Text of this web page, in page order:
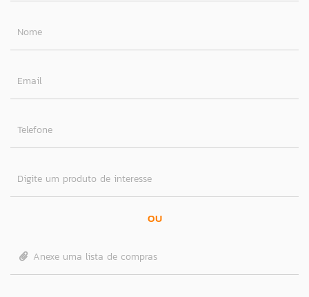
Nome
Email
Telefone
Digite um produto de interesse
OU
Anexe uma lista de compras